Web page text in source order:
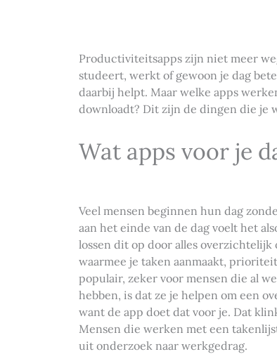
Productiviteitsapps zijn niet meer
studeert, werkt of gewoon je dag
daarbij helpt. Maar welke apps
downloadt? Dit zijn de dingen die je
Wat apps voor je
Veel mensen beginnen hun dag
aan het einde van de dag voelt het
lossen dit op door alles
waarmee je taken aanmaakt,
populair, zeker voor mensen die al
hebben, is dat ze je helpen om een
want de app doet dat voor je. Dat
Mensen die werken met een
uit onderzoek naar werkgedrag.